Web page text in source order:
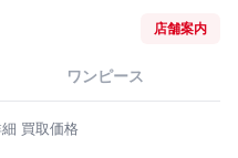
店舗案内
ワンピース
買取価格